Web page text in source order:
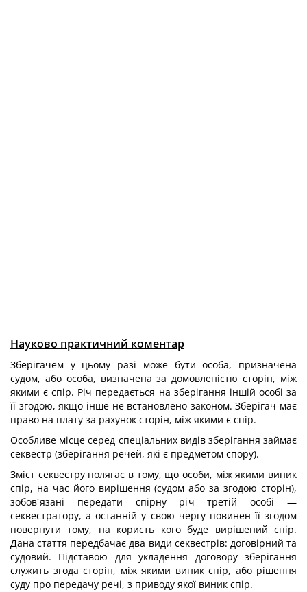
Науково практичний коментар
Зберігачем у цьому разі може бути особа, призначена
судом, або особа, визначена за домовленістю сторін, між
якими є спір. Річ передається на зберігання іншій особі за
її згодою, якщо інше не встановлено законом. Зберігач має
право на плату за рахунок сторін, між якими є спір.
Особливе місце серед спеціальних видів зберігання займає
секвестр (зберігання речей, які є предметом спору).
Зміст секвестру полягає в тому, що особи, між якими виник
спір, на час його вирішення (судом або за згодою сторін),
зобов´язані передати спірну річ третій особі —
секвестратору, а останній у свою чергу повинен її згодом
повернути тому, на користь кого буде вирішений спір.
Дана стаття передбачає два види секвестрів: договірний та
судовий. Підставою для укладення договору зберігання
служить згода сторін, між якими виник спір, або рішення
суду про передачу речі, з приводу якої виник спір.